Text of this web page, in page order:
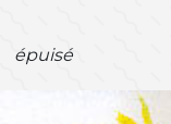
épuisé